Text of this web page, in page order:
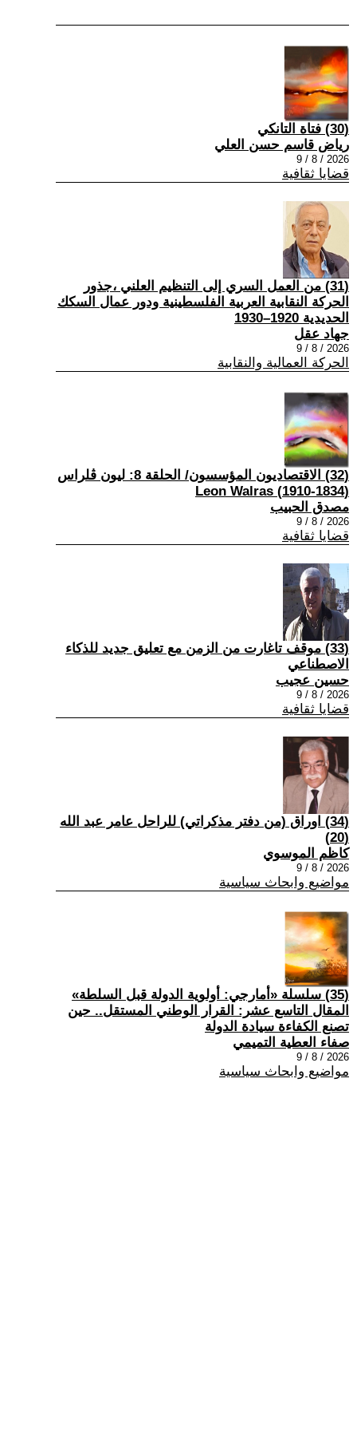
(30) فتاة التانكي
رياض قاسم حسن العلي
2026 / 8 / 9
قضايا ثقافية
(31) من العمل السري إلى التنظيم العلني ،جذور
الحركة النقابية العربية الفلسطينية ودور عمال السكك
الحديدية 1920–1930
جهاد عقل
2026 / 8 / 9
الحركة العمالية والنقابية
(32) الاقتصاديون المؤسسون/ الحلقة 8: ليون ڤلراس
(1834-1910) Leon Walras
مصدق الحبيب
2026 / 8 / 9
قضايا ثقافية
(33) موقف تاغارت من الزمن مع تعليق جديد للذكاء
الاصطناعي
حسين عجيب
2026 / 8 / 9
قضايا ثقافية
(34) اوراق (من دفتر مذكراتي) للراحل عامر عبد الله
(20)
كاظم الموسوي
2026 / 8 / 9
مواضيع وابحاث سياسية
(35) سلسلة «أمارجي: أولوية الدولة قبل السلطة»
المقال التاسع عشر: القرار الوطني المستقل.. حين
تصنع الكفاءة سيادة الدولة
صفاء العطية التميمي
2026 / 8 / 9
مواضيع وابحاث سياسية